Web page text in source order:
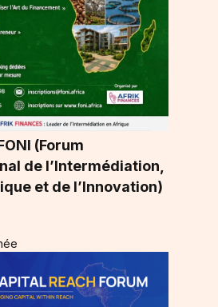
(Forum
de l’Intermédiation,
et de l’Innovation)